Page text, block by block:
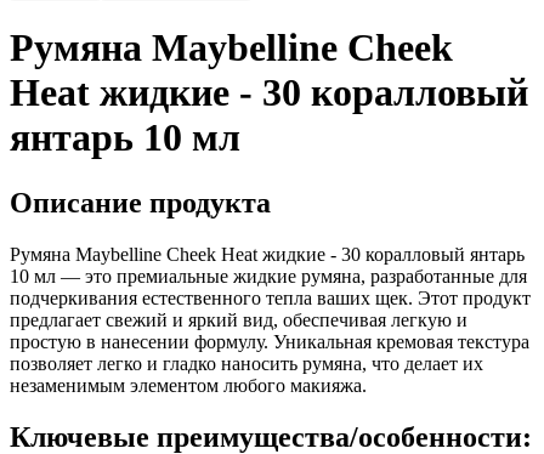
Румяна Maybelline Cheek
Heat жидкие - 30 коралловый
янтарь 10 мл
Описание продукта
Румяна Maybelline Cheek Heat жидкие - 30 коралловый янтарь
10 мл — это премиальные жидкие румяна, разработанные для
подчеркивания естественного тепла ваших щек. Этот продукт
предлагает свежий и яркий вид, обеспечивая легкую и
простую в нанесении формулу. Уникальная кремовая текстура
позволяет легко и гладко наносить румяна, что делает их
незаменимым элементом любого макияжа.
Ключевые преимущества/особенности: